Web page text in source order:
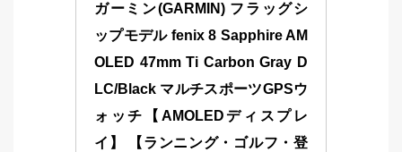
ガーミン(GARMIN) フラッグシ
ップモデル fenix 8 Sapphire AM
OLED 47mm Ti Carbon Gray D
LC/Black マルチスポーツGPSウ
ォッチ【AMOLEDディスプレ
イ】 【ランニング・ゴルフ・登